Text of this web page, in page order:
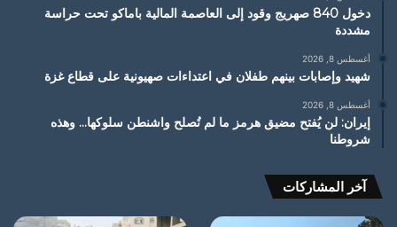
دخول 840 صهريج وقود إلى العاصمة المالية باماكو تحت حراسة
مشددة
أغسطس 8, 2026
شهيد وإصابات بينهم طفلان في اعتداءات صهيونية على قطاع غزة
أغسطس 8, 2026
إيران: لن يُفتح مضيق هرمز ما لم تُصلح واشنطن سلوكها… وهذه
شروطنا
آخر المشاركات